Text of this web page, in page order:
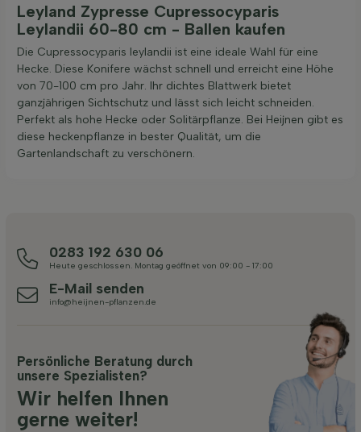
Leyland Zypresse Cupressocyparis
Leylandii 60-80 cm - Ballen kaufen
Die Cupressocyparis leylandii ist eine ideale Wahl für eine
Hecke. Diese Konifere wächst schnell und erreicht eine Höhe
von 70-100 cm pro Jahr. Ihr dichtes Blattwerk bietet
ganzjährigen Sichtschutz und lässt sich leicht schneiden.
Perfekt als hohe Hecke oder Solitärpflanze. Bei Heijnen gibt es
diese heckenpflanze in bester Qualität, um die
Gartenlandschaft zu verschönern.
0283 192 630 06
Heute geschlossen. Montag geöffnet von 09:00 - 17:00
E-Mail senden
info@heijnen-pflanzen.de
Persönliche Beratung durch
unsere Spezialisten?
Wir helfen Ihnen
gerne weiter!